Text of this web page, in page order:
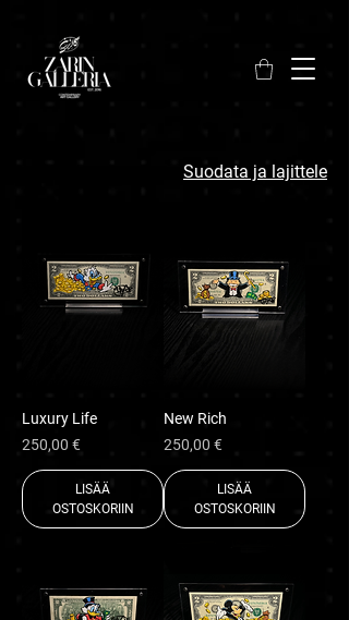
Suodata ja lajittele
Luxury Life
Hinta
250,00 €
LISÄÄ
OSTOSKORIIN
New Rich
Hinta
250,00 €
LISÄÄ
OSTOSKORIIN